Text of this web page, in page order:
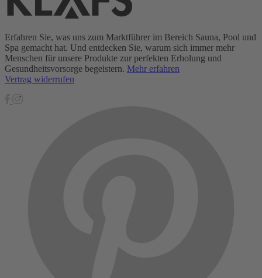
Erfahren Sie, was uns zum Marktführer im Bereich Sauna, Pool und
Spa gemacht hat. Und entdecken Sie, warum sich immer mehr
Menschen für unsere Produkte zur perfekten Erholung und
Gesundheitsvorsorge begeistern. Mehr erfahren
Vertrag widerrufen